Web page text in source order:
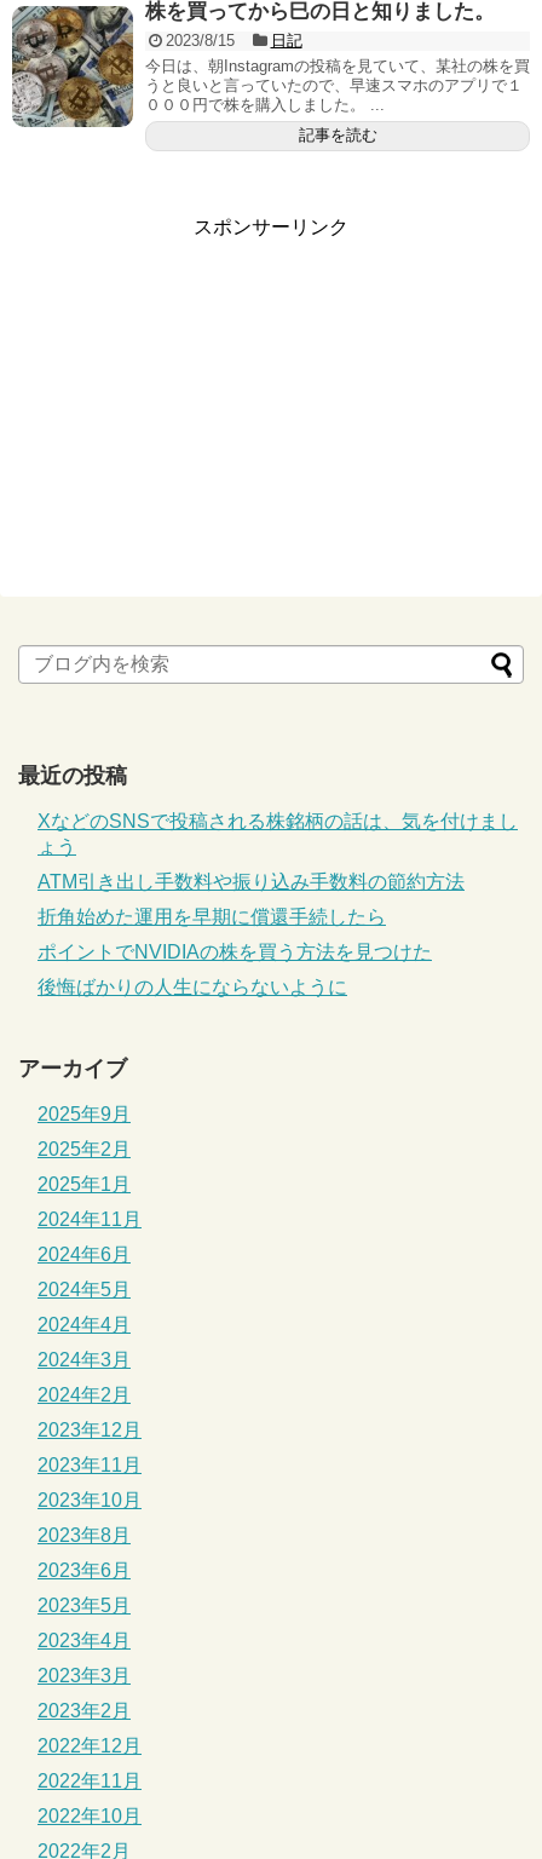
株を買ってから巳の日と知りました。
2023/8/15
日記
今日は、朝Instagramの投稿を見ていて、某社の株を買
うと良いと言っていたので、早速スマホのアプリで１
０００円で株を購入しました。 ...
記事を読む
スポンサーリンク
最近の投稿
XなどのSNSで投稿される株銘柄の話は、気を付けまし
ょう
ATM引き出し手数料や振り込み手数料の節約方法
折角始めた運用を早期に償還手続したら
ポイントでNVIDIAの株を買う方法を見つけた
後悔ばかりの人生にならないように
アーカイブ
2025年9月
2025年2月
2025年1月
2024年11月
2024年6月
2024年5月
2024年4月
2024年3月
2024年2月
2023年12月
2023年11月
2023年10月
2023年8月
2023年6月
2023年5月
2023年4月
2023年3月
2023年2月
2022年12月
2022年11月
2022年10月
2022年2月